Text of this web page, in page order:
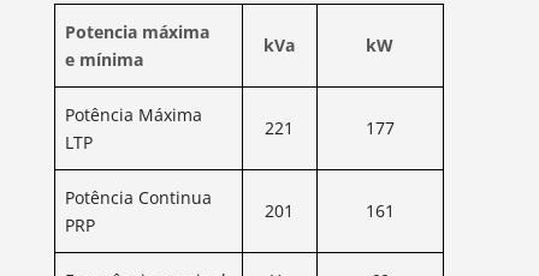
Potencia máxima
e mínima
kVa kW
Potência Máxima
LTP
221 177
Potência Continua
PRP
201 161